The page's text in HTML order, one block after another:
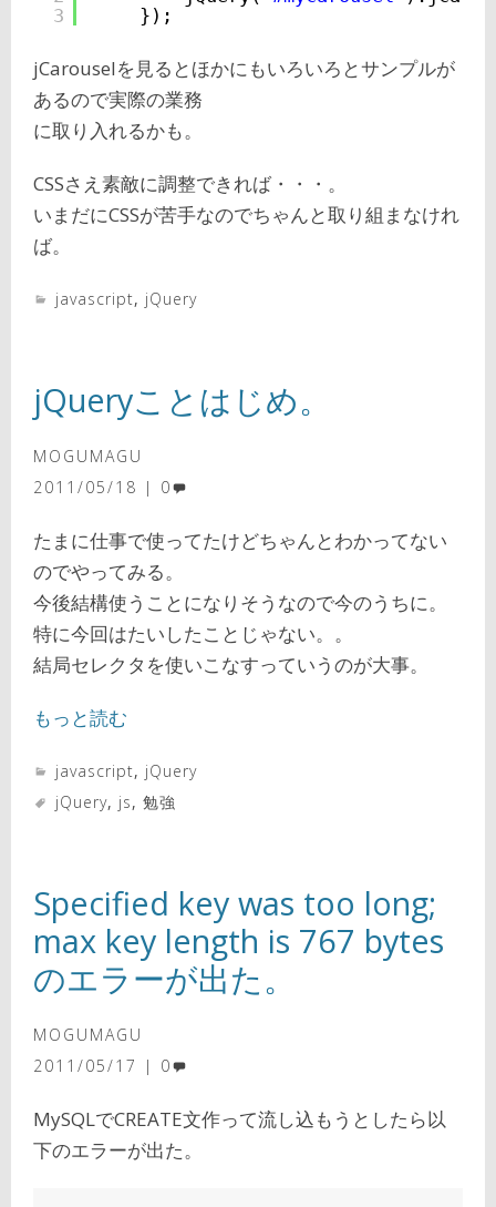
3
});
jCarouselを見るとほかにもいろいろとサンプルが
あるので実際の業務
に取り入れるかも。
CSSさえ素敵に調整できれば・・・。
いまだにCSSが苦手なのでちゃんと取り組まなけれ
ば。
javascript, jQuery
jQueryことはじめ。
MOGUMAGU
2011/05/18
0
たまに仕事で使ってたけどちゃんとわかってない
のでやってみる。
今後結構使うことになりそうなので今のうちに。
特に今回はたいしたことじゃない。。
結局セレクタを使いこなすっていうのが大事。
もっと読む
javascript, jQuery
jQuery, js, 勉強
Specified key was too long;
max key length is 767 bytes
のエラーが出た。
MOGUMAGU
2011/05/17
0
MySQLでCREATE文作って流し込もうとしたら以
下のエラーが出た。